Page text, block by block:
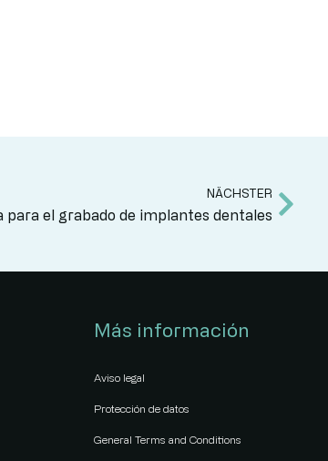
NÄCHSTER
el grabado de implantes dentales
Más información
Aviso legal
Protección de datos
General Terms and Conditions